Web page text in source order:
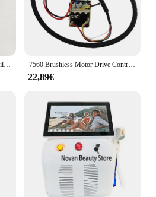
Macchina professionale per la depilazione laser a diodi ad alta potenza 3000W Laser alessandrite 808nm 755nm 1064nm CE Consegna veloce in fabbrica 7560 Brushless Motor Drive Controller tosaerba tosaerba Brushless Controller motore macchina per autolavaggio pompa a stantuffo ad alta pressione
22,89€